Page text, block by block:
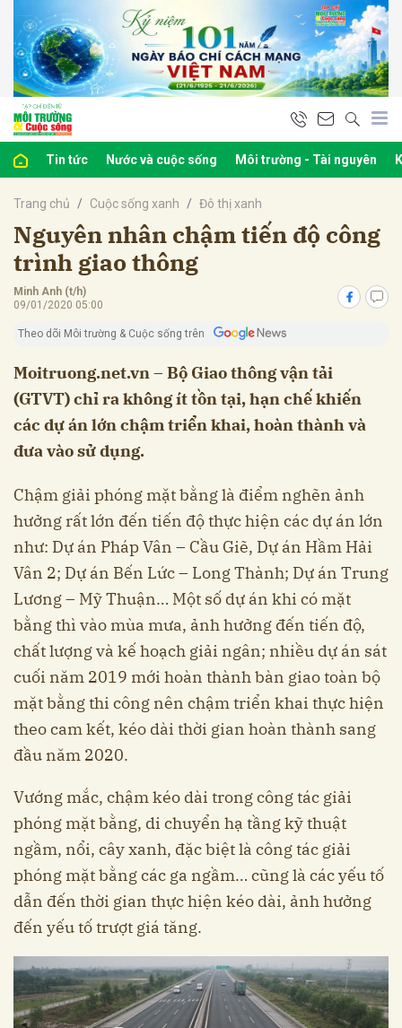
Tin tức Nước và cuộc sống Môi trường - Tài nguyên
Trang chủ Cuộc sống xanh Đô thị xanh
Nguyên nhân chậm tiến độ công
trình giao thông
Minh Anh (t/h)
09/01/2020 05:00
Theo dõi Môi trường & Cuộc sống trên
Moitruong.net.vn – Bộ Giao thông vận tải
(GTVT) chỉ ra không ít tồn tại, hạn chế khiến
các dự án lớn chậm triển khai, hoàn thành và
đưa vào sử dụng.
Chậm giải phóng mặt bằng là điểm nghẽn ảnh
hưởng rất lớn đến tiến độ thực hiện các dự án lớn
như: Dự án Pháp Vân – Cầu Giẽ, Dự án Hầm Hải
Vân 2; Dự án Bến Lức – Long Thành; Dự án Trung
Lương – Mỹ Thuận… Một số dự án khi có mặt
bằng thì vào mùa mưa, ảnh hưởng đến tiến độ,
chất lượng và kế hoạch giải ngân; nhiều dự án sát
cuối năm 2019 mới hoàn thành bàn giao toàn bộ
mặt bằng thi công nên chậm triển khai thực hiện
theo cam kết, kéo dài thời gian hoàn thành sang
đầu năm 2020.
Vướng mắc, chậm kéo dài trong công tác giải
phóng mặt bằng, di chuyển hạ tầng kỹ thuật
ngầm, nổi, cây xanh, đặc biệt là công tác giải
phóng mặt bằng các ga ngầm… cũng là các yếu tố
dẫn đến thời gian thực hiện kéo dài, ảnh hưởng
đến yếu tố trượt giá tăng.
luận